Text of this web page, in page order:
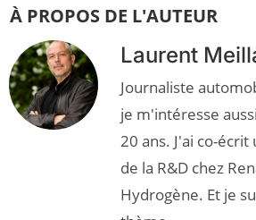
À PROPOS DE L'AUTEUR
Laurent
Journaliste
je m'intéresse
20 ans. J'ai co-
de la R&D chez
Hydrogène. Et je